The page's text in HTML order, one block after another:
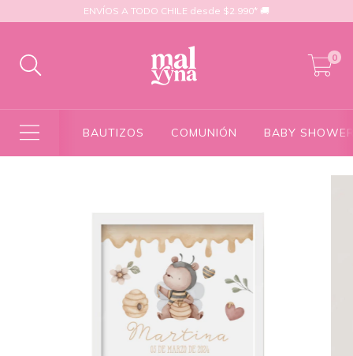
ENVÍOS A TODO CHILE desde $2.990* 🚚
0
BAUTIZOS COMUNIÓN BABY